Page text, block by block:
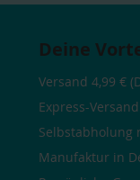
Deine
Versand 4,99 €
Express-
Selbstabholung
Manufaktur in